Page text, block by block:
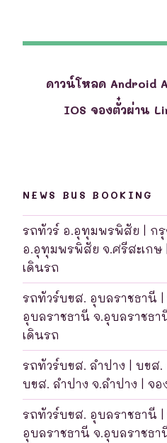
ดาวน์โหลด Android
IOS จองตั๋วผ่าน
NEWS BUS BOOKING
รถทัวร์ อ.อุทุมพรพิสัย | ก
อ.อุทุมพรพิสัย จ.ศรีสะเกษ
เดินรถ
รถทัวร์บขส. อุบลราชธานี
อุบลราชธานี จ.อุบลราชธา
เดินรถ
รถทัวร์บขส. ลำปาง | บขส
บขส. ลำปาง จ.ลำปาง | จ
รถทัวร์บขส. อุบลราชธานี
อุบลราชธานี จ.อุบลราชธา